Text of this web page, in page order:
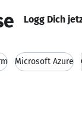
Logg Dich
Microsoft Azure